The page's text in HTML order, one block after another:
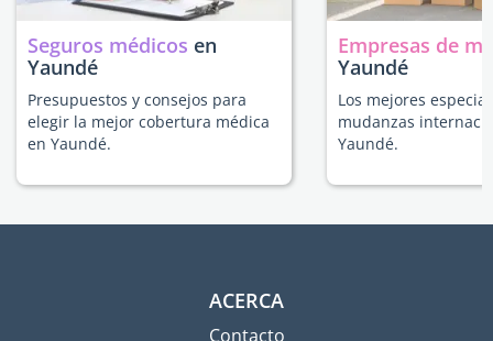
Seguros médicos en
Yaundé
Presupuestos y consejos para
elegir la mejor cobertura médica
en Yaundé.
Empresas de
Yaundé
Los mejores
mudanzas
Yaundé.
ACERCA
Contacto